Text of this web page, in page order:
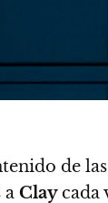
de
a Clay cada